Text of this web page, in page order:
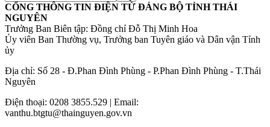
CỔNG THÔNG TIN ĐIỆN TỬ ĐẢNG BỘ TỈNH THÁI
NGUYÊN
Trưởng Ban Biên tập: Đồng chí Đỗ Thị Minh Hoa
Ủy viên Ban Thường vụ, Trưởng ban Tuyên giáo và Dân vận Tỉnh
ủy
Địa chỉ: Số 28 - Đ.Phan Đình Phùng - P.Phan Đình Phùng - T.Thái
Nguyên
Điện thoại: 0208 3855.529 | Email:
vanthu.btgtu@thainguyen.gov.vn